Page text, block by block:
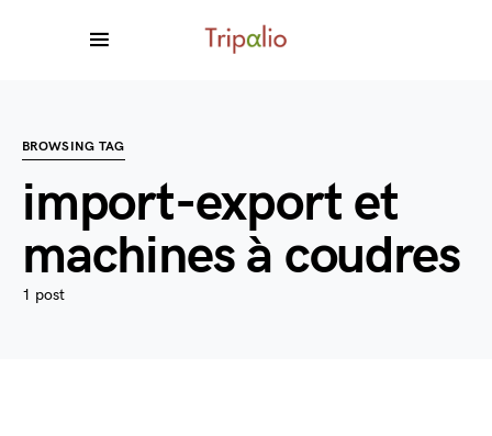
BROWSING TAG
import-export et
machines à coudres
1 post